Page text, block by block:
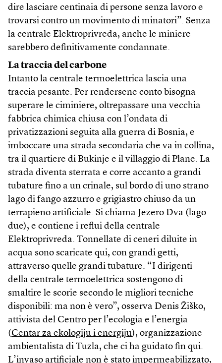
dire lasciare centinaia di persone senza lavoro e
trovarsi contro un movimento di minatori”. Senza
la centrale Elektroprivreda, anche le miniere
sarebbero definitivamente condannate.
La traccia del carbone
Intanto la centrale termoelettrica lascia una
traccia pesante. Per rendersene conto bisogna
superare le ciminiere, oltrepassare una vecchia
fabbrica chimica chiusa con l’ondata di
privatizzazioni seguita alla guerra di Bosnia, e
imboccare una strada secondaria che va in collina,
tra il quartiere di Bukinje e il villaggio di Plane. La
strada diventa sterrata e corre accanto a grandi
tubature fino a un crinale, sul bordo di uno strano
lago di fango azzurro e grigiastro chiuso da un
terrapieno artificiale. Si chiama Jezero Dva (lago
due), e contiene i reflui della centrale
Elektroprivreda. Tonnellate di ceneri diluite in
acqua sono scaricate qui, con grandi getti,
attraverso quelle grandi tubature. “I dirigenti
della centrale termoelettrica sostengono di
smaltire le scorie secondo le migliori tecniche
disponibili: ma non è vero”, osserva Denis Žiško,
attivista del Centro per l’ecologia e l’energia
(Centar za ekologiju i energiju), organizzazione
ambientalista di Tuzla, che ci ha guidato fin qui.
L’invaso artificiale non è stato impermeabilizzato,